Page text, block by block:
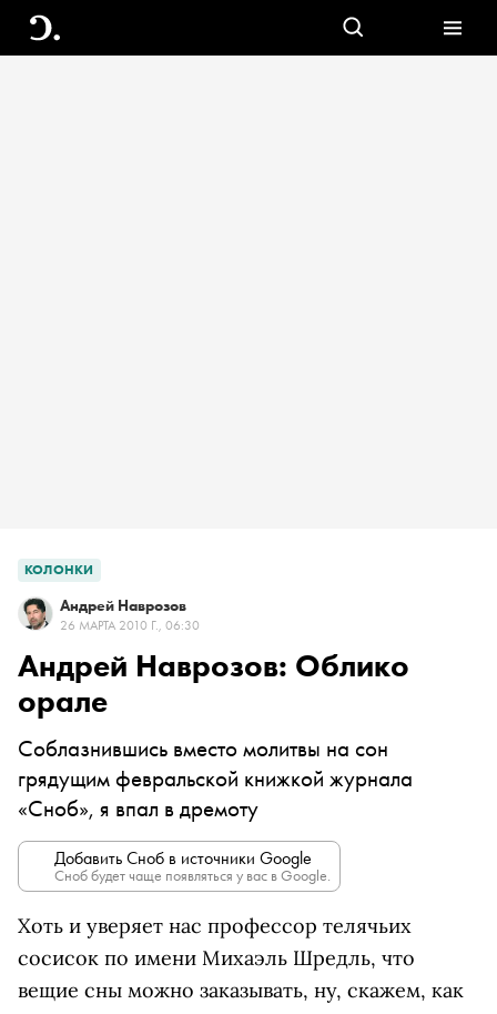
КОЛОНКИ
Андрей Наврозов
26 МАРТА 2010 Г., 06:30
Андрей Наврозов: Облико
орале
Соблазнившись вместо молитвы на сон
грядущим февральской книжкой журнала
«Сноб», я впал в дремоту
Добавить Сноб в источники Google
Сноб будет чаще появляться у вас в Google.
Хоть и уверяет нас профессор телячьих
сосисок по имени Михаэль Шредль, что
вещие сны можно заказывать, ну, скажем, как